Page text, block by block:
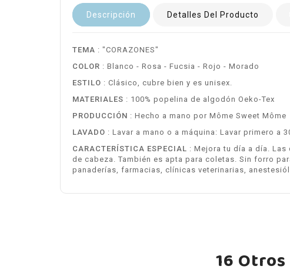
Descripción Detalles Del Producto
TEMA : "CORAZONES"
COLOR : Blanco - Rosa - Fucsia - Rojo - Morado
ESTILO : Clásico, cubre bien y es unisex.
MATERIALES : 100% popelina de algodón Oeko-Tex
PRODUCCIÓN : Hecho a mano por Môme Sweet Môme
LAVADO : Lavar a mano o a máquina: Lavar primero a
CARACTERÍSTICA ESPECIAL : Mejora tu día a día.
de cabeza. También es apta para coletas. Sin forro
panaderías, farmacias, clínicas veterinarias,
16